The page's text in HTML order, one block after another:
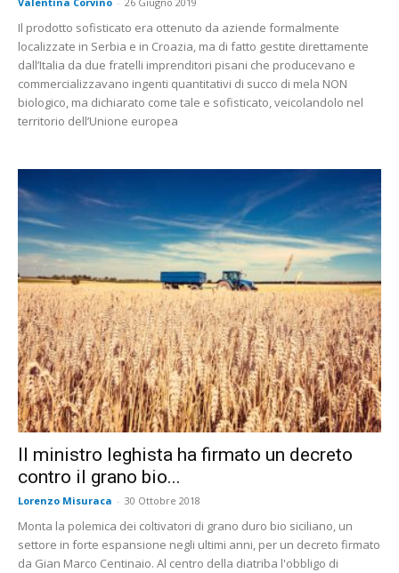
Il prodotto sofisticato era ottenuto da aziende formalmente
localizzate in Serbia e in Croazia, ma di fatto gestite direttamente
dall’Italia da due fratelli imprenditori pisani che producevano e
commercializzavano ingenti quantitativi di succo di mela NON
biologico, ma dichiarato come tale e sofisticato, veicolandolo nel
territorio dell’Unione europea
Il ministro leghista ha firmato un decreto
contro il grano bio...
Lorenzo Misuraca - 30 Ottobre 2018
Monta la polemica dei coltivatori di grano duro bio siciliano, un
settore in forte espansione negli ultimi anni, per un decreto firmato
da Gian Marco Centinaio. Al centro della diatriba l'obbligo di